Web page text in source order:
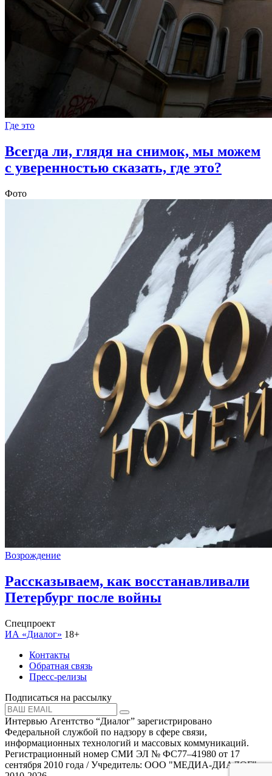
Где это
Всегда ли, глядя на снимок, мы можем
с уверенностью сказать, где это?
Фото
Возрождение
Рассказываем, как восстанавливали
Петербург после войны
Спецпроект
ИА «Диалог» 18+
Контакты
Обратная связь
Пресс-релизы
Подписаться на рассылку
Интервью Агентство “Диалог” зарегистрировано
Федеральной службой по надзору в сфере связи,
информационных технологий и массовых коммуникаций.
Регистрационный номер СМИ ЭЛ № ФС77–41980 от 17
сентября 2010 года / Учредитель: ООО "МЕДИА-ДИАЛОГ"